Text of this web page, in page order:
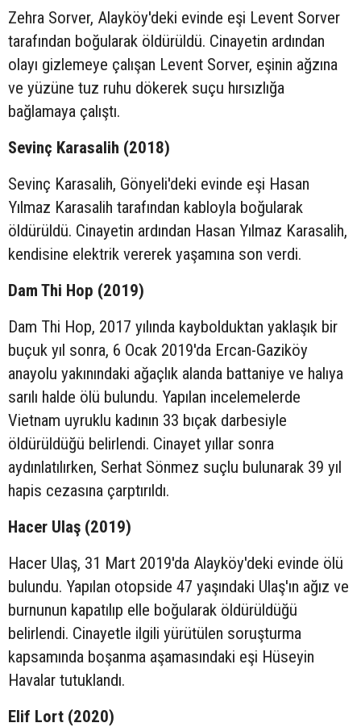
Zehra Sorver, Alayköy'deki evinde eşi Levent Sorver
tarafından boğularak öldürüldü. Cinayetin ardından
olayı gizlemeye çalışan Levent Sorver, eşinin ağzına
ve yüzüne tuz ruhu dökerek suçu hırsızlığa
bağlamaya çalıştı.
Sevinç Karasalih (2018)
Sevinç Karasalih, Gönyeli'deki evinde eşi Hasan
Yılmaz Karasalih tarafından kabloyla boğularak
öldürüldü. Cinayetin ardından Hasan Yılmaz Karasalih,
kendisine elektrik vererek yaşamına son verdi.
Dam Thi Hop (2019)
Dam Thi Hop, 2017 yılında kaybolduktan yaklaşık bir
buçuk yıl sonra, 6 Ocak 2019'da Ercan-Gaziköy
anayolu yakınındaki ağaçlık alanda battaniye ve halıya
sarılı halde ölü bulundu. Yapılan incelemelerde
Vietnam uyruklu kadının 33 bıçak darbesiyle
öldürüldüğü belirlendi. Cinayet yıllar sonra
aydınlatılırken, Serhat Sönmez suçlu bulunarak 39 yıl
hapis cezasına çarptırıldı.
Hacer Ulaş (2019)
Hacer Ulaş, 31 Mart 2019'da Alayköy'deki evinde ölü
bulundu. Yapılan otopside 47 yaşındaki Ulaş'ın ağız ve
burnunun kapatılıp elle boğularak öldürüldüğü
belirlendi. Cinayetle ilgili yürütülen soruşturma
kapsamında boşanma aşamasındaki eşi Hüseyin
Havalar tutuklandı.
Elif Lort (2020)